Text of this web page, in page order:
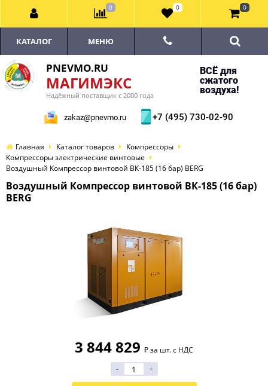
PNEVMO.RU
МАГИМЭКС
Надёжный поставщик с 2000 года
ВСЁ для
сжатого
воздуха!
zakaz@pnevmo.ru +7 (495) 730-02-90
КАТАЛОГ МЕНЮ
Главная Каталог товаров
Компрессоры
Компрессоры электрические винтовые
Воздушный Компрессор винтовой ВК-185 (16 бар) BERG
Воздушный Компрессор винтовой ВК-185 (16 бар)
BERG
3 844 829 ₽ за шт. с НДС
-
+
0 0 0